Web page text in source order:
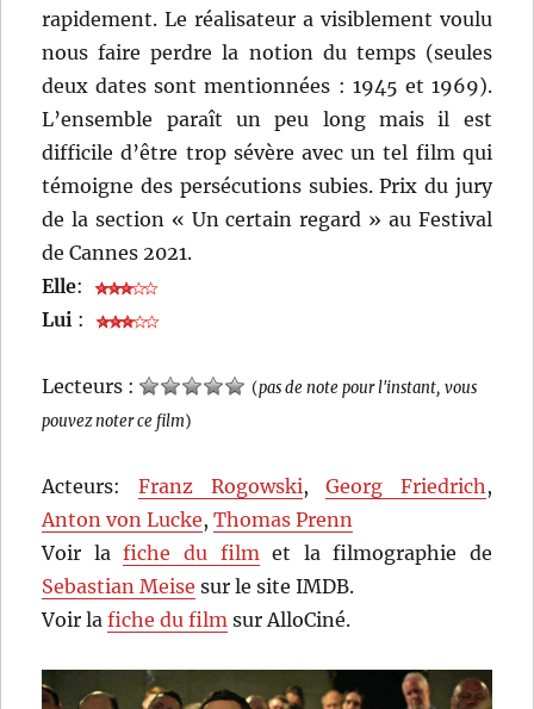
rapidement. Le réalisateur a visiblement voulu
nous faire perdre la notion du temps (seules
deux dates sont mentionnées : 1945 et 1969).
L’ensemble paraît un peu long mais il est
difficile d’être trop sévère avec un tel film qui
témoigne des persécutions subies. Prix du jury
de la section « Un certain regard » au Festival
de Cannes 2021.
Elle:
Lui :
Lecteurs : (pas de note pour l'instant, vous
pouvez noter ce film)
Acteurs: Franz Rogowski,Georg Friedrich,
Anton von Lucke,Thomas Prenn
Voir lafiche du filmet la filmographie de
Sebastian Meise sur le site IMDB.
Voir lafiche du film sur AlloCiné.